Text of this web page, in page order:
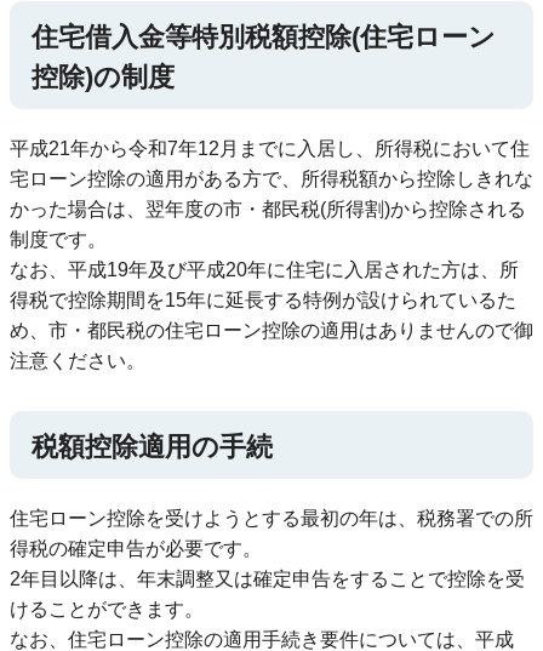
住宅借入金等特別税額控除(住宅ローン
控除)の制度
平成21年から令和7年12月までに入居し、所得税において住
宅ローン控除の適用がある方で、所得税額から控除しきれな
かった場合は、翌年度の市・都民税(所得割)から控除される
制度です。
なお、平成19年及び平成20年に住宅に入居された方は、所
得税で控除期間を15年に延長する特例が設けられているた
め、市・都民税の住宅ローン控除の適用はありませんので御
注意ください。
税額控除適用の手続
住宅ローン控除を受けようとする最初の年は、税務署での所
得税の確定申告が必要です。
2年目以降は、年末調整又は確定申告をすることで控除を受
けることができます。
なお、住宅ローン控除の適用手続き要件については、平成